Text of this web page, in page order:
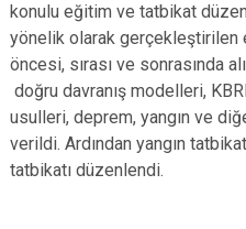
konulu eğitim ve tatbikat
yönelik olarak
öncesi, sırası ve sonrasında
doğru davranış modelleri,
usulleri, deprem, yangın ve
verildi. Ardından yangın
tatbikatı düzenlendi.